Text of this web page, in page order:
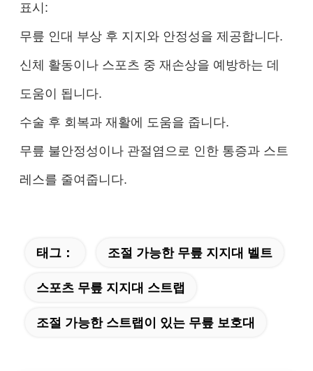
표시:
무릎 인대 부상 후 지지와 안정성을 제공합니다.
신체 활동이나 스포츠 중 재손상을 예방하는 데
도움이 됩니다.
수술 후 회복과 재활에 도움을 줍니다.
무릎 불안정성이나 관절염으로 인한 통증과 스트
레스를 줄여줍니다.
태그： 조절 가능한 무릎 지지대 벨트
스포츠 무릎 지지대 스트랩
조절 가능한 스트랩이 있는 무릎 보호대